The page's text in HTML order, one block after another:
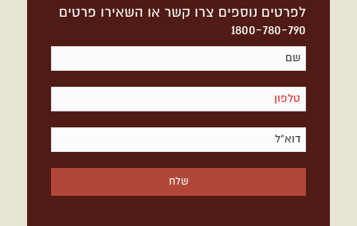
לפרטים נוספים צרו קשר או השאירו פרטים
1800-780-790